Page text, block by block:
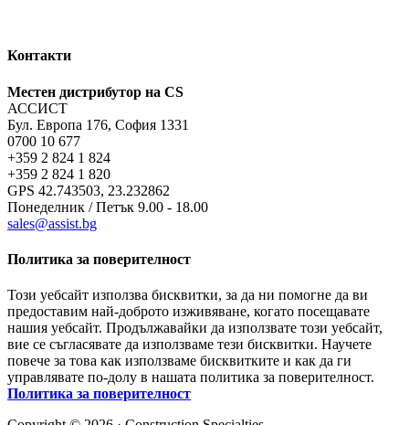
Контакти
Местен дистрибутор на CS
АССИСТ
Бул. Европа 176, София 1331
0700 10 677
+359 2 824 1 824
+359 2 824 1 820
GPS 42.743503, 23.232862
Понеделник / Петък 9.00 - 18.00
sales@assist.bg
Политика за поверителност
Този уебсайт използва бисквитки, за да ни помогне да ви
предоставим най-доброто изживяване, когато посещавате
нашия уебсайт. Продължавайки да използвате този уебсайт,
вие се съгласявате да използваме тези бисквитки. Научете
повече за това как използваме бисквитките и как да ги
управлявате по-долу в нашата политика за поверителност.
Политика за поверителност